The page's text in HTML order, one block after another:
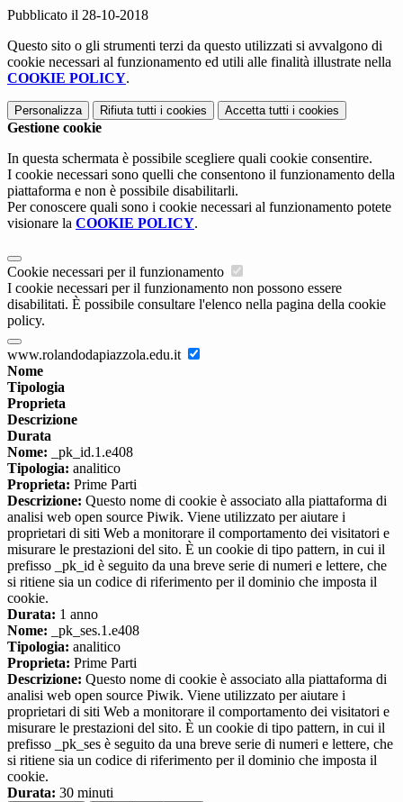
Pubblicato il 28-10-2018
Questo sito o gli strumenti terzi da questo utilizzati si avvalgono di
cookie necessari al funzionamento ed utili alle finalità illustrate nella
COOKIE POLICY.
Personalizza Rifiuta tutti i cookies Accetta tutti i cookies
Gestione cookie
In questa schermata è possibile scegliere quali cookie consentire.
I cookie necessari sono quelli che consentono il funzionamento della
piattaforma e non è possibile disabilitarli.
Per conoscere quali sono i cookie necessari al funzionamento potete
visionare la COOKIE POLICY.
Cookie necessari per il funzionamento
I cookie necessari per il funzionamento non possono essere
disabilitati. È possibile consultare l'elenco nella pagina della cookie
policy.
www.rolandodapiazzola.edu.it
Nome
Tipologia
Proprieta
Descrizione
Durata
Nome: _pk_id.1.e408
Tipologia: analitico
Proprieta: Prime Parti
Descrizione: Questo nome di cookie è associato alla piattaforma di
analisi web open source Piwik. Viene utilizzato per aiutare i
proprietari di siti Web a monitorare il comportamento dei visitatori e
misurare le prestazioni del sito. È un cookie di tipo pattern, in cui il
prefisso _pk_id è seguito da una breve serie di numeri e lettere, che
si ritiene sia un codice di riferimento per il dominio che imposta il
cookie.
Durata: 1 anno
Nome: _pk_ses.1.e408
Tipologia: analitico
Proprieta: Prime Parti
Descrizione: Questo nome di cookie è associato alla piattaforma di
analisi web open source Piwik. Viene utilizzato per aiutare i
proprietari di siti Web a monitorare il comportamento dei visitatori e
misurare le prestazioni del sito. È un cookie di tipo pattern, in cui il
prefisso _pk_ses è seguito da una breve serie di numeri e lettere, che
si ritiene sia un codice di riferimento per il dominio che imposta il
cookie.
Durata: 30 minuti